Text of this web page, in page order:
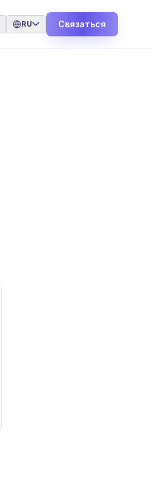
RU Связаться